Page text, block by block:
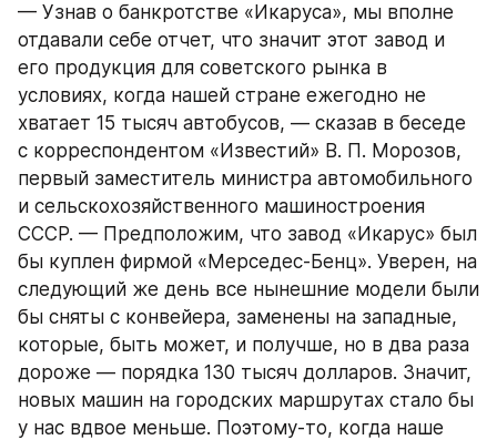
— Узнав о банкротстве «Икаруса», мы вполне
отдавали себе отчет, что значит этот завод и
его продукция для советского рынка в
условиях, когда нашей стране ежегодно не
хватает 15 тысяч автобусов, — сказав в беседе
с корреспондентом «Известий» В. П. Морозов,
первый заместитель министра автомобильного
и сельскохозяйственного машиностроения
СССР. — Предположим, что завод «Икарус» был
бы куплен фирмой «Мерседес-Бенц». Уверен, на
следующий же день все нынешние модели были
бы сняты с конвейера, заменены на западные,
которые, быть может, и получше, но в два раза
дороже — порядка 130 тысяч долларов. Значит,
новых машин на городских маршрутах стало бы
у нас вдвое меньше. Поэтому-то, когда наше